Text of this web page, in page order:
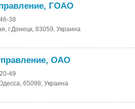
ГОАО
38
г.Донецк, 83059, Украина
ОАО
49
65098, Украина